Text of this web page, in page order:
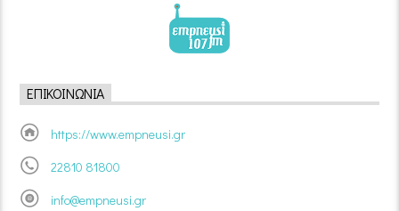
ΕΠΙΚΟΙΝΩΝΊΑ
https://www.empneusi.gr
22810 81800
info@empneusi.gr